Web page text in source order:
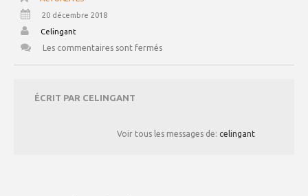
20 décembre 2018
Celingant
Les commentaires sont fermés
ÉCRIT PAR CELINGANT
Voir tous les messages de: celingant